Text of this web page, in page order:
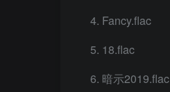
Fancy.flac
18.flac
暗示2019.flac